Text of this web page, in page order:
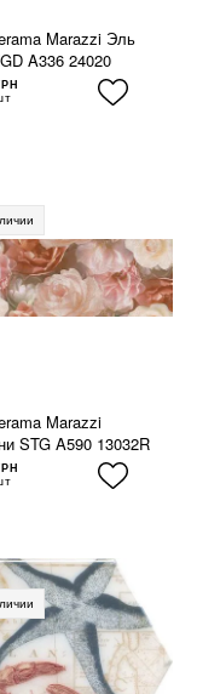
Marazzi Эль
A336 24020
Marazzi
STG A590 13032R